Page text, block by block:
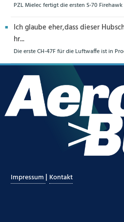
PZL Mielec fertigt die ersten S-70 Firehawk
Ich glaube eher,dass dieser
hr...
Die erste CH-47F für die Luftwaffe ist in
Impressum | Kontakt